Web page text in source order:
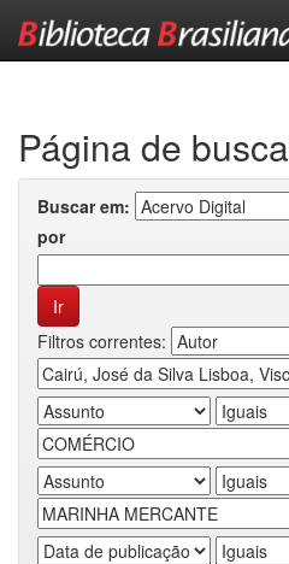
Página de busca
Buscar em:
por
Filtros correntes: